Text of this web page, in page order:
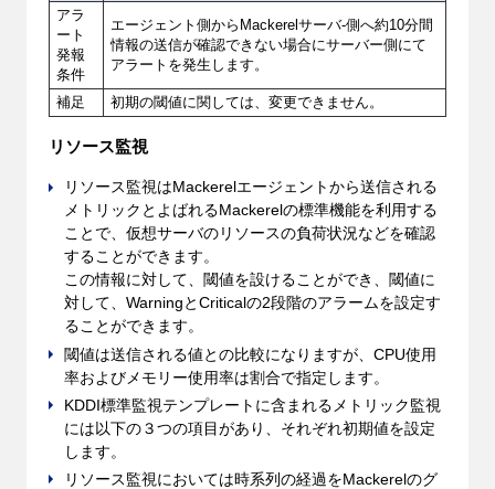
アラ
ート
発報
条件
エージェント側からMackerelサーバ-側へ約10分間
情報の送信が確認できない場合にサーバー側にて
アラートを発生します。
補足 初期の閾値に関しては、変更できません。
リソース監視
リソース監視はMackerelエージェントから送信される
メトリックとよばれるMackerelの標準機能を利用する
ことで、仮想サーバのリソースの負荷状況などを確認
することができます。
この情報に対して、閾値を設けることができ、閾値に
対して、WarningとCriticalの2段階のアラームを設定す
ることができます。
閾値は送信される値との比較になりますが、CPU使用
率およびメモリー使用率は割合で指定します。
KDDI標準監視テンプレートに含まれるメトリック監視
には以下の３つの項目があり、それぞれ初期値を設定
します。
リソース監視においては時系列の経過をMackerelのグ